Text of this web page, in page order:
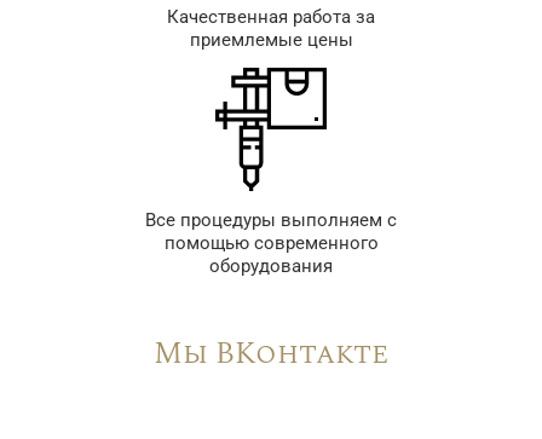
Качественная работа за
приемлемые цены
Все процедуры выполняем с
помощью современного
оборудования
Мы ВКонтакте